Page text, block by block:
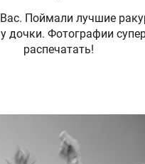
Поймали лучшие
дочки. Фотографии
распечатать!